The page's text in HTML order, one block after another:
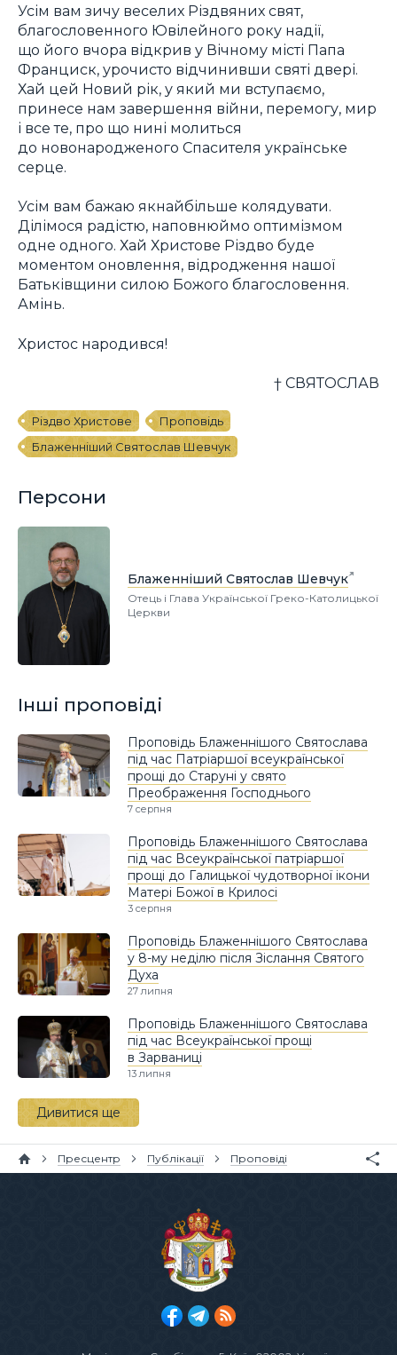
Усім вам зичу веселих Різдвяних свят,
благословенного Ювілейного року надії,
що його вчора відкрив у Вічному місті Папа
Франциск, урочисто відчинивши святі двері.
Хай цей Новий рік, у який ми вступаємо,
принесе нам завершення війни, перемогу, мир
і все те, про що нині молиться
до новонародженого Спасителя українське
серце.
Усім вам бажаю якнайбільше колядувати.
Ділімося радістю, наповнюймо оптимізмом
одне одного. Хай Христове Різдво буде
моментом оновлення, відродження нашої
Батьківщини силою Божого благословення.
Амінь.
Христос народився!
† СВЯТОСЛАВ
Різдво Христове
Проповідь
Блаженніший Святослав Шевчук
Персони
Блаженніший Святослав Шевчук
Отець і Глава Української Греко-Католицької
Церкви
Інші проповіді
Проповідь Блаженнішого Святослава
під час Патріаршої всеукраїнської
прощі до Старуні у свято
Преображення Господнього
7 серпня
Проповідь Блаженнішого Святослава
під час Всеукраїнської патріаршої
прощі до Галицької чудотворної ікони
Матері Божої в Крилосі
3 серпня
Проповідь Блаженнішого Святослава
у 8-му неділю після Зіслання Святого
Духа
27 липня
Проповідь Блаженнішого Святослава
під час Всеукраїнської прощі
в Зарваниці
13 липня
Дивитися ще
Пресцентр Публікації Проповіді